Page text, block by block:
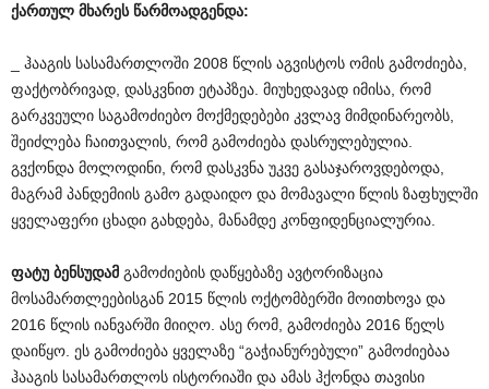
ქართულ მხარეს წარმოადგენდა:
_ ჰააგის სასამართლოში 2008 წლის აგვისტოს ომის გამოძიება,
ფაქტობრივად, დასკვნით ეტაპზეა. მიუხედავად იმისა, რომ
გარკვეული საგამოძიებო მოქმედებები კვლავ მიმდინარეობს,
შეიძლება ჩაითვალის, რომ გამოძიება დასრულებულია.
გვქონდა მოლოდინი, რომ დასკვნა უკვე გასაჯაროვდებოდა,
მაგრამ პანდემიის გამო გადაიდო და მომავალი წლის ზაფხულში
ყველაფერი ცხადი გახდება, მანამდე კონფიდენციალურია.
ფატუ ბენსუდამ გამოძიების დაწყებაზე ავტორიზაცია
მოსამართლეებისგან 2015 წლის ოქტომბერში მოითხოვა და
2016 წლის იანვარში მიიღო. ასე რომ, გამოძიება 2016 წელს
დაიწყო. ეს გამოძიება ყველაზე “გაჭიანურებული” გამოძიებაა
ჰააგის სასამართლოს ისტორიაში და ამას ჰქონდა თავისი